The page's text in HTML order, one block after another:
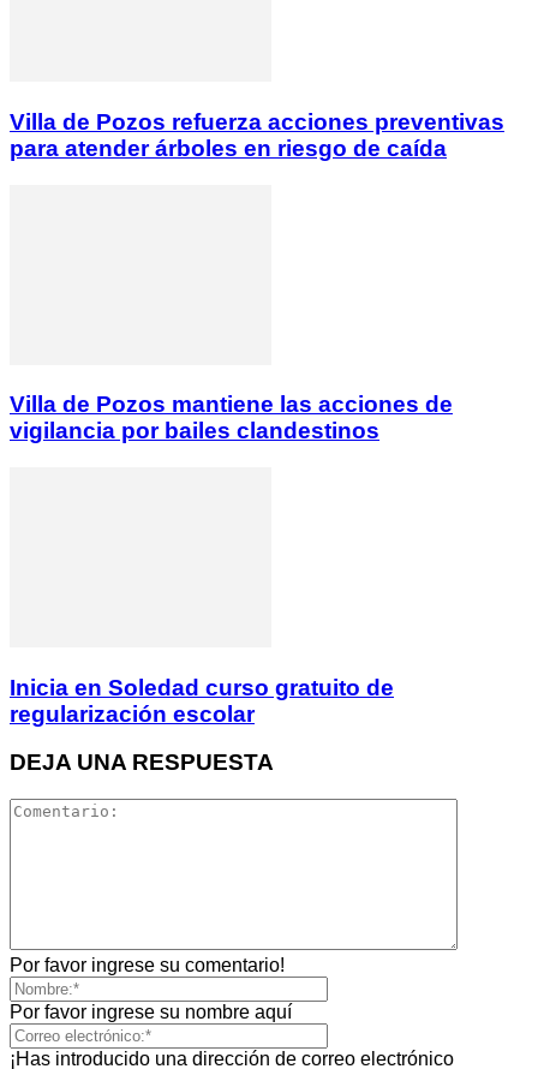
Villa de Pozos refuerza acciones preventivas
para atender árboles en riesgo de caída
Villa de Pozos mantiene las acciones de
vigilancia por bailes clandestinos
Inicia en Soledad curso gratuito de
regularización escolar
DEJA UNA RESPUESTA
Por favor ingrese su comentario!
Por favor ingrese su nombre aquí
¡Has introducido una dirección de correo electrónico